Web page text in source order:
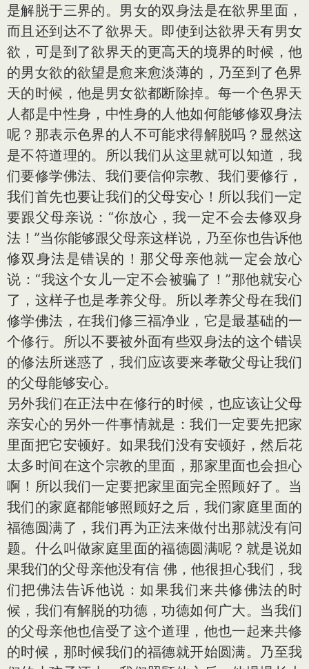
是解脱于三界的。男女的双身法是在欲界里面，
而且还到达不了欲界天。即使到达欲界天有男女
欲，可是到了欲界天的更高天的境界的时候，他
的男女欲的欲望是愈来愈淡薄的，乃至到了色界
天的时候，他是男女欲都断除掉。每一个色界天
人都是中性身，中性身的人他如何能够修双身法
呢？那表示色界的人不可能求得解脱吗？显然这
是不符道理的。所以我们从这里就可以知道，我
们要修学佛法、我们要信仰宗教、我们要修行，
我们首先也要让我们的父母安心！所以我们一定
要跟父母亲说：“你放心，我一定不会去修双身
法！”当你能够跟父母亲这样说，乃至你也告诉他
修双身法是错误的！那父母亲他就一定会放心
说：“我这个女儿一定不会被骗了！”那他就安心
了，这样子也是孝养父母。所以孝养父母在我们
修学佛法，在我们修三福净业，它是最基础的一
个修行。所以不要被外面有些双身法的这个错误
的修法所迷惑了，我们应该要来孝敬父母让我们
的父母能够安心。
另外我们在正法中在修行的时候，也应该让父母
亲安心的另外一件事情就是：我们一定要先把家
里面把它安顿好。如果我们没有安顿好，然后花
太多时间在这个宗教的里面，那家里面也会担心
啊！所以我们一定要把家里面完全照顾好了。当
我们的家庭都能够照顾好之后，我们家庭里面的
福德圆满了，我们再为正法来做付出那就没有问
题。什么叫做家庭里面的福德圆满呢？就是说如
果我们的父母亲他没有信 佛，他很担心我们，我
们把佛法告诉他说：如果我们来共修佛法的时
候，我们有解脱的功德，功德如何广大。当我们
的父母亲他也信受了这个道理，他也一起来共修
的时候，那时候我们的福德就开始圆满。乃至我